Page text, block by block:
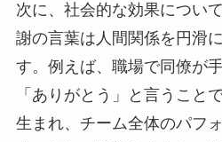
次に、社会的な効果につい
謝の言葉は人間関係を円滑
す。例えば、職場で同僚が
「ありがとう」と言うこと
生まれ、チーム全体のパフ